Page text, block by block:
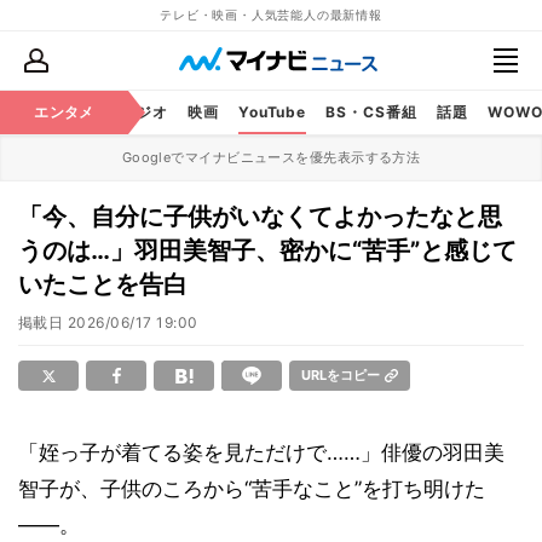
テレビ・映画・人気芸能人の最新情報
エンタメ
テレビ ラジオ 映画 YouTube BS・CS番組 話題
Googleでマイナビニュースを優先表示する方法
「今、自分に子供がいなくてよかったなと思
うのは…」羽田美智子、密かに“苦手”と感じて
いたことを告白
掲載日 2026/06/17 19:00
URLをコピー
「姪っ子が着てる姿を見ただけで……」俳優の羽田美
智子が、子供のころから“苦手なこと”を打ち明けた
――。